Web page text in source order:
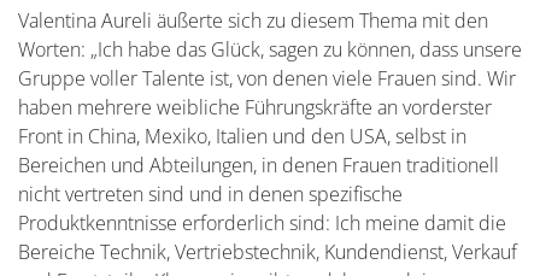
Valentina Aureli äußerte sich zu diesem Thema mit den
Worten: „Ich habe das Glück, sagen zu können, dass unsere
Gruppe voller Talente ist, von denen viele Frauen sind. Wir
haben mehrere weibliche Führungskräfte an vorderster
Front in China, Mexiko, Italien und den USA, selbst in
Bereichen und Abteilungen, in denen Frauen traditionell
nicht vertreten sind und in denen spezifische
Produktkenntnisse erforderlich sind: Ich meine damit die
Bereiche Technik, Vertriebstechnik, Kundendienst, Verkauf